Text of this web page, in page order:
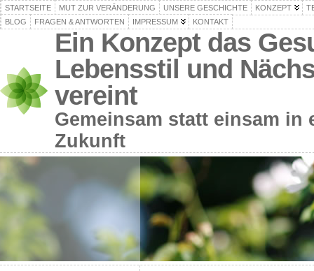
STARTSEITE MUT ZUR VERÄNDERUNG UNSERE GESCHICHTE KONZEPT
BLOG
FRAGEN & ANTWORTEN IMPRESSUM KONTAKT
Ein Konzept das
Lebensstil und
vereint
Gemeinsam statt einsam in
Zukunft